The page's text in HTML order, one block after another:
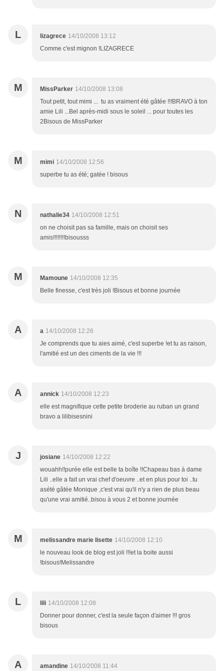
L lizagrece 14/10/2008 13:12
Comme c'est mignon !LIZAGRECE
M MissParker 14/10/2008 13:08
Tout petit, tout mimi ... tu as vraiment été gâtée !!!BRAVO à ton
amie Lili ...Bel après-midi sous le soleil ... pour toutes les
2Bisous de MissParker
M mimi 14/10/2008 12:56
superbe tu as été; gatée ! bisous
N nathalie34 14/10/2008 12:51
on ne choisit pas sa famille, mais on choisit ses
amis!!!!!!!!bisousss
M Mamoune 14/10/2008 12:35
Belle finesse, c'est très joli !Bisous et bonne journée
A a 14/10/2008 12:26
Je comprends que tu aies aimé, c'est superbe !et tu as raison,
l'amitié est un des ciments de la vie !!!
A annick 14/10/2008 12:23
elle est magnifique cette petite broderie au ruban un grand
bravo a lilibisesnini
J josiane 14/10/2008 12:22
wouahh!!purée elle est belle ta boîte !!Chapeau bas à dame
Lili ..elle a fait un vrai chef d'oeuvre ..et en plus pour toi ..tu
asété gâtée Monique ,c'est vrai qu'il n'y a rien de plus beau
qu'une vrai amitié..bisou à vous 2 et bonne journée
M melissandre marie lisette 14/10/2008 12:10
le nouveau look de blog est joli !!!et la boite aussi
!bisous!Melissandre
L lili 14/10/2008 12:08
Donner pour donner, c'est la seule façon d'aimer !!! gros
bisous
A amandine 14/10/2008 11:44